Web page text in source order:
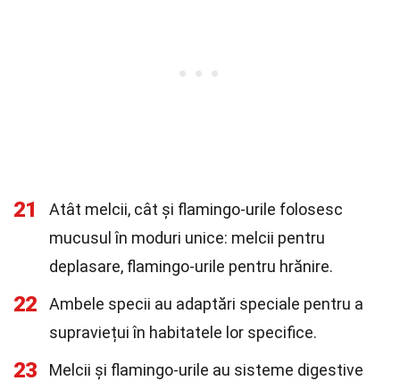
21
Atât melcii, cât și flamingo-urile folosesc
mucusul în moduri unice: melcii pentru
deplasare, flamingo-urile pentru hrănire.
22
Ambele specii au adaptări speciale pentru a
supraviețui în habitatele lor specifice.
23
Melcii și flamingo-urile au sisteme digestive